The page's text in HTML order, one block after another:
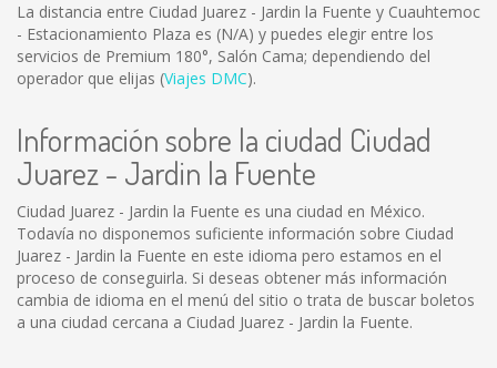
La distancia entre Ciudad Juarez - Jardin la Fuente y Cuauhtemoc
- Estacionamiento Plaza es (N/A) y puedes elegir entre los
servicios de Premium 180°, Salón Cama; dependiendo del
operador que elijas (Viajes DMC).
Información sobre la ciudad Ciudad
Juarez - Jardin la Fuente
Ciudad Juarez - Jardin la Fuente es una ciudad en México.
Todavía no disponemos suficiente información sobre Ciudad
Juarez - Jardin la Fuente en este idioma pero estamos en el
proceso de conseguirla. Si deseas obtener más información
cambia de idioma en el menú del sitio o trata de buscar boletos
a una ciudad cercana a Ciudad Juarez - Jardin la Fuente.